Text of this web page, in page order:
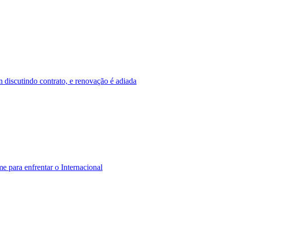
contrato, e renovação é adiada
para enfrentar o Internacional